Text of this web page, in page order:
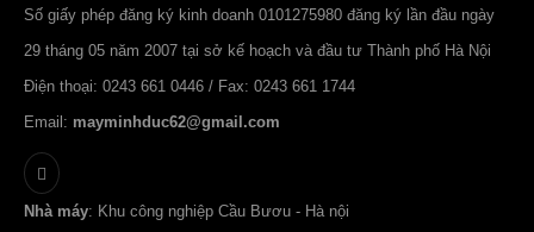
Số giấy phép đăng ký kinh doanh 0101275980 đăng ký lần đầu ngày
29 tháng 05 năm 2007 tại sở kế hoạch và đầu tư Thành phố Hà Nội
Điện thoại: 0243 661 0446 / Fax: 0243 661 1744
Email: mayminhduc62@gmail.com
Nhà máy: Khu công nghiệp Cầu Bươu - Hà nội